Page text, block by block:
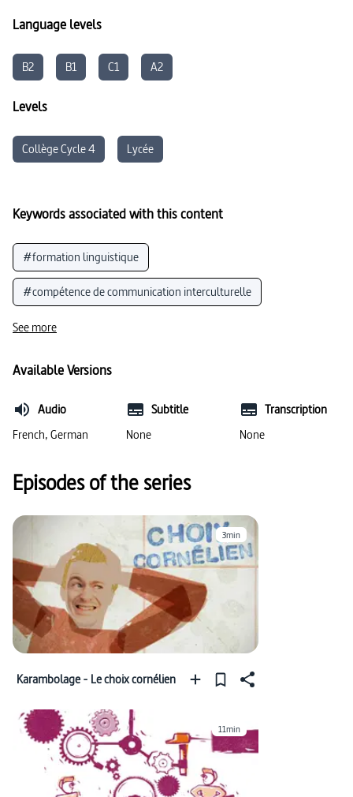
Language levels
B2 B1 C1 A2
Levels
Collège Cycle 4 Lycée
Keywords associated with this content
#formation linguistique
#compétence de communication interculturelle
#identité culturelle
#voie de chemin de fer (connu)
#voies de transport #frontière politique
#rencontre interculturelle
#frontière intérieure allemande
See more
Available Versions
Audio
French, German
Subtitle
None
Transcription
None
Episodes of the series
3min
Karambolage - Le choix cornélien
11min